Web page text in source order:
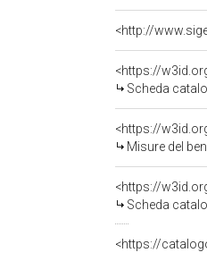
<https://
Scheda
<https://
Misure del
<https://
Scheda
<https://